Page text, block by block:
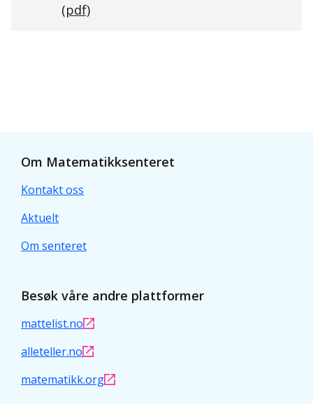
(pdf)
Om Matematikksenteret
Kontakt oss
Aktuelt
Om senteret
Besøk våre andre plattformer
mattelist.no
alleteller.no
matematikk.org